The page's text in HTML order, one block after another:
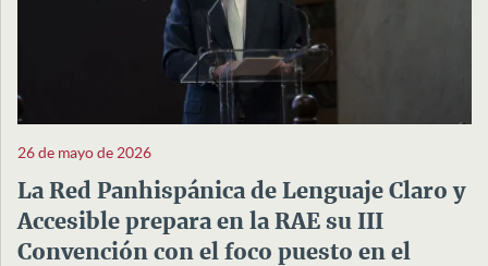
26 de mayo de 2026
La Red Panhispánica de Lenguaje Claro y
Accesible prepara en la RAE su III
Convención con el foco puesto en el